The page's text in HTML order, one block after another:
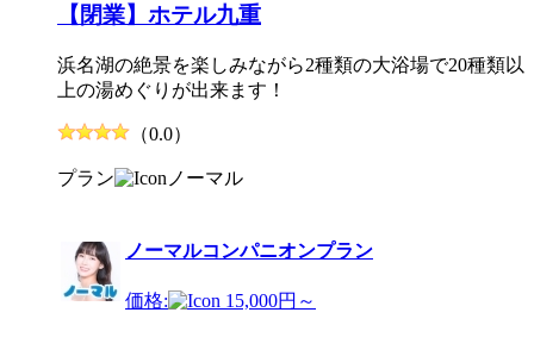
【閉業】ホテル九重
浜名湖の絶景を楽しみながら2種類の大浴場で20種類以
上の湯めぐりが出来ます！
（0.0）
プラン ノーマル
ノーマルコンパニオンプラン
価格: 15,000円～